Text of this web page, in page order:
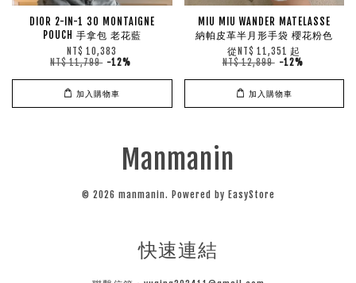
DIOR 2-IN-1 30 MONTAIGNE
POUCH 手拿包 老花藍
NT$ 10,383
NT$ 11,799 -12%
加入購物車
MIU MIU WANDER MATELASSE
納帕皮革半月形手袋 櫻花粉色
從 NT$ 11,351 起
NT$ 12,899 -12%
加入購物車
Manmanin
© 2026 manmanin. Powered by EasyStore
快速連結